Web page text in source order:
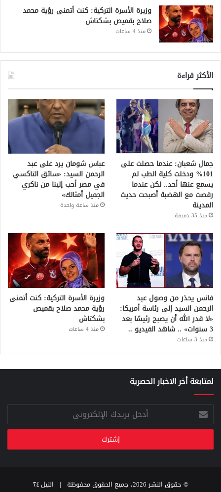
وزيرة الأسرة التركية: كنت أتمنى رؤية محمد
صلاح بقميص بشكتاش
منذ 4 ساعات
الأكثر قراءة
جمال شعبان: عندما حصلت على
101% ودخلت كلية الطب لم
يسمع عنها أحد.. لكن عندما
رقصت مع الهضبة أصبحت حديث
المدينة
منذ 35 دقيقة
عباس شومان يرد على عبد
الرحمن السيد: «سائق التاكسي
في مصر أحب إلينا من ناكري
الجميل أمثالك»
منذ ساعة واحدة
فانس يحذر من وصول عبد
الرحمن السيد إلى رئاسة أمريكا:
«لا قدر الله أن يصبح رئيسًا بعد
3 سنوات» .. شاهد الفيديو ..
منذ 3 ساعات
وزيرة الأسرة التركية: كنت أتمنى
رؤية محمد صلاح بقميص
بشكتاش
منذ 4 ساعات
لمتابعة أخر الاخبار الحصرية
أدخل
بريدك
الإلكتروني
© حقوق النشر 2026، جميع الحقوق محفوظة | النيل ٢٤